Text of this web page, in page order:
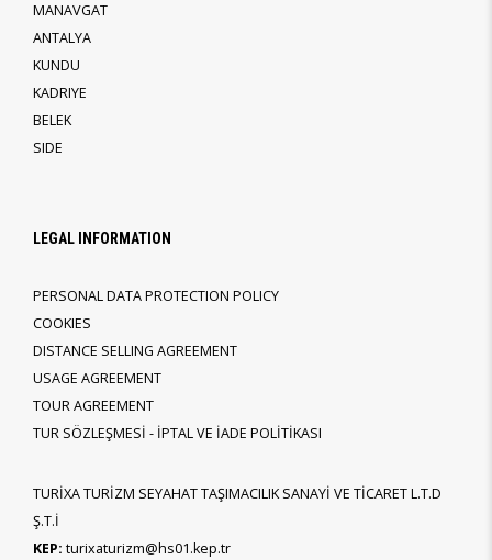
MANAVGAT
ANTALYA
KUNDU
KADRIYE
BELEK
SIDE
LEGAL INFORMATION
PERSONAL DATA PROTECTION POLICY
COOKIES
DISTANCE SELLING AGREEMENT
USAGE AGREEMENT
TOUR AGREEMENT
TUR SÖZLEŞMESİ - İPTAL VE İADE POLİTİKASI
TURİXA TURİZM SEYAHAT TAŞIMACILIK SANAYİ VE TİCARET L.T.D
Ş.T.İ
KEP: turixaturizm@hs01.kep.tr